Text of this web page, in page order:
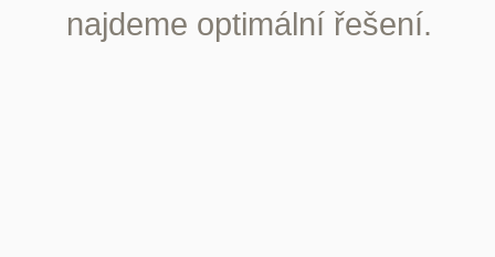
najdeme optimální řešení.